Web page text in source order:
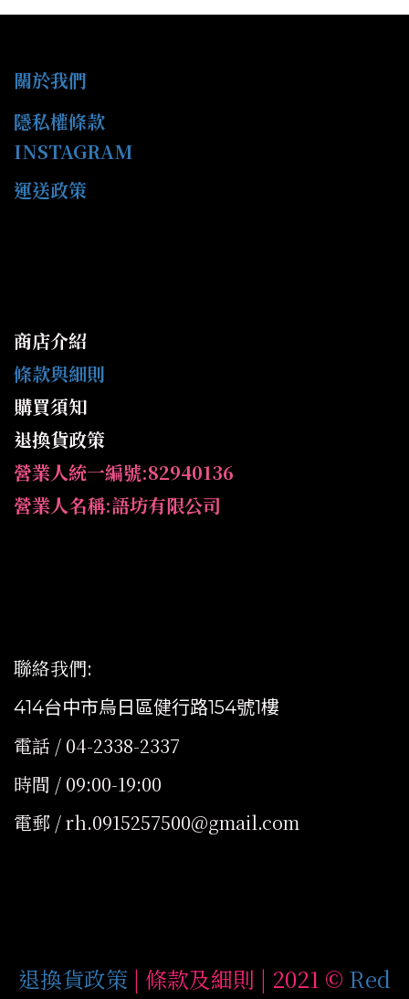
關於我們
隱私權條款
INSTAGRAM
運送政策
商店介紹
條款與細則
購買須知
退換貨政策
營業人統一編號:82940136
營業人名稱:語坊有限公司
聯絡我們:
414台中市烏日區健行路154號1樓
電話 / 04-2338-2337
時間 / 09:00-19:00
電郵 / rh.0915257500@gmail.com
退換貨政策 | 條款及細則 | 2021 © Red